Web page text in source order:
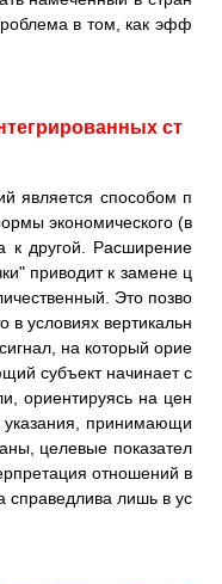
в том, как эфф
ст
является способом п
экономического (в
к другой. Расширение
приводит к замене ц
Это позво
в условиях вертикальн
на который орие
субъект начинает с
ориентируясь на цен
принимающи
целевые показател
отношений в
лишь в ус